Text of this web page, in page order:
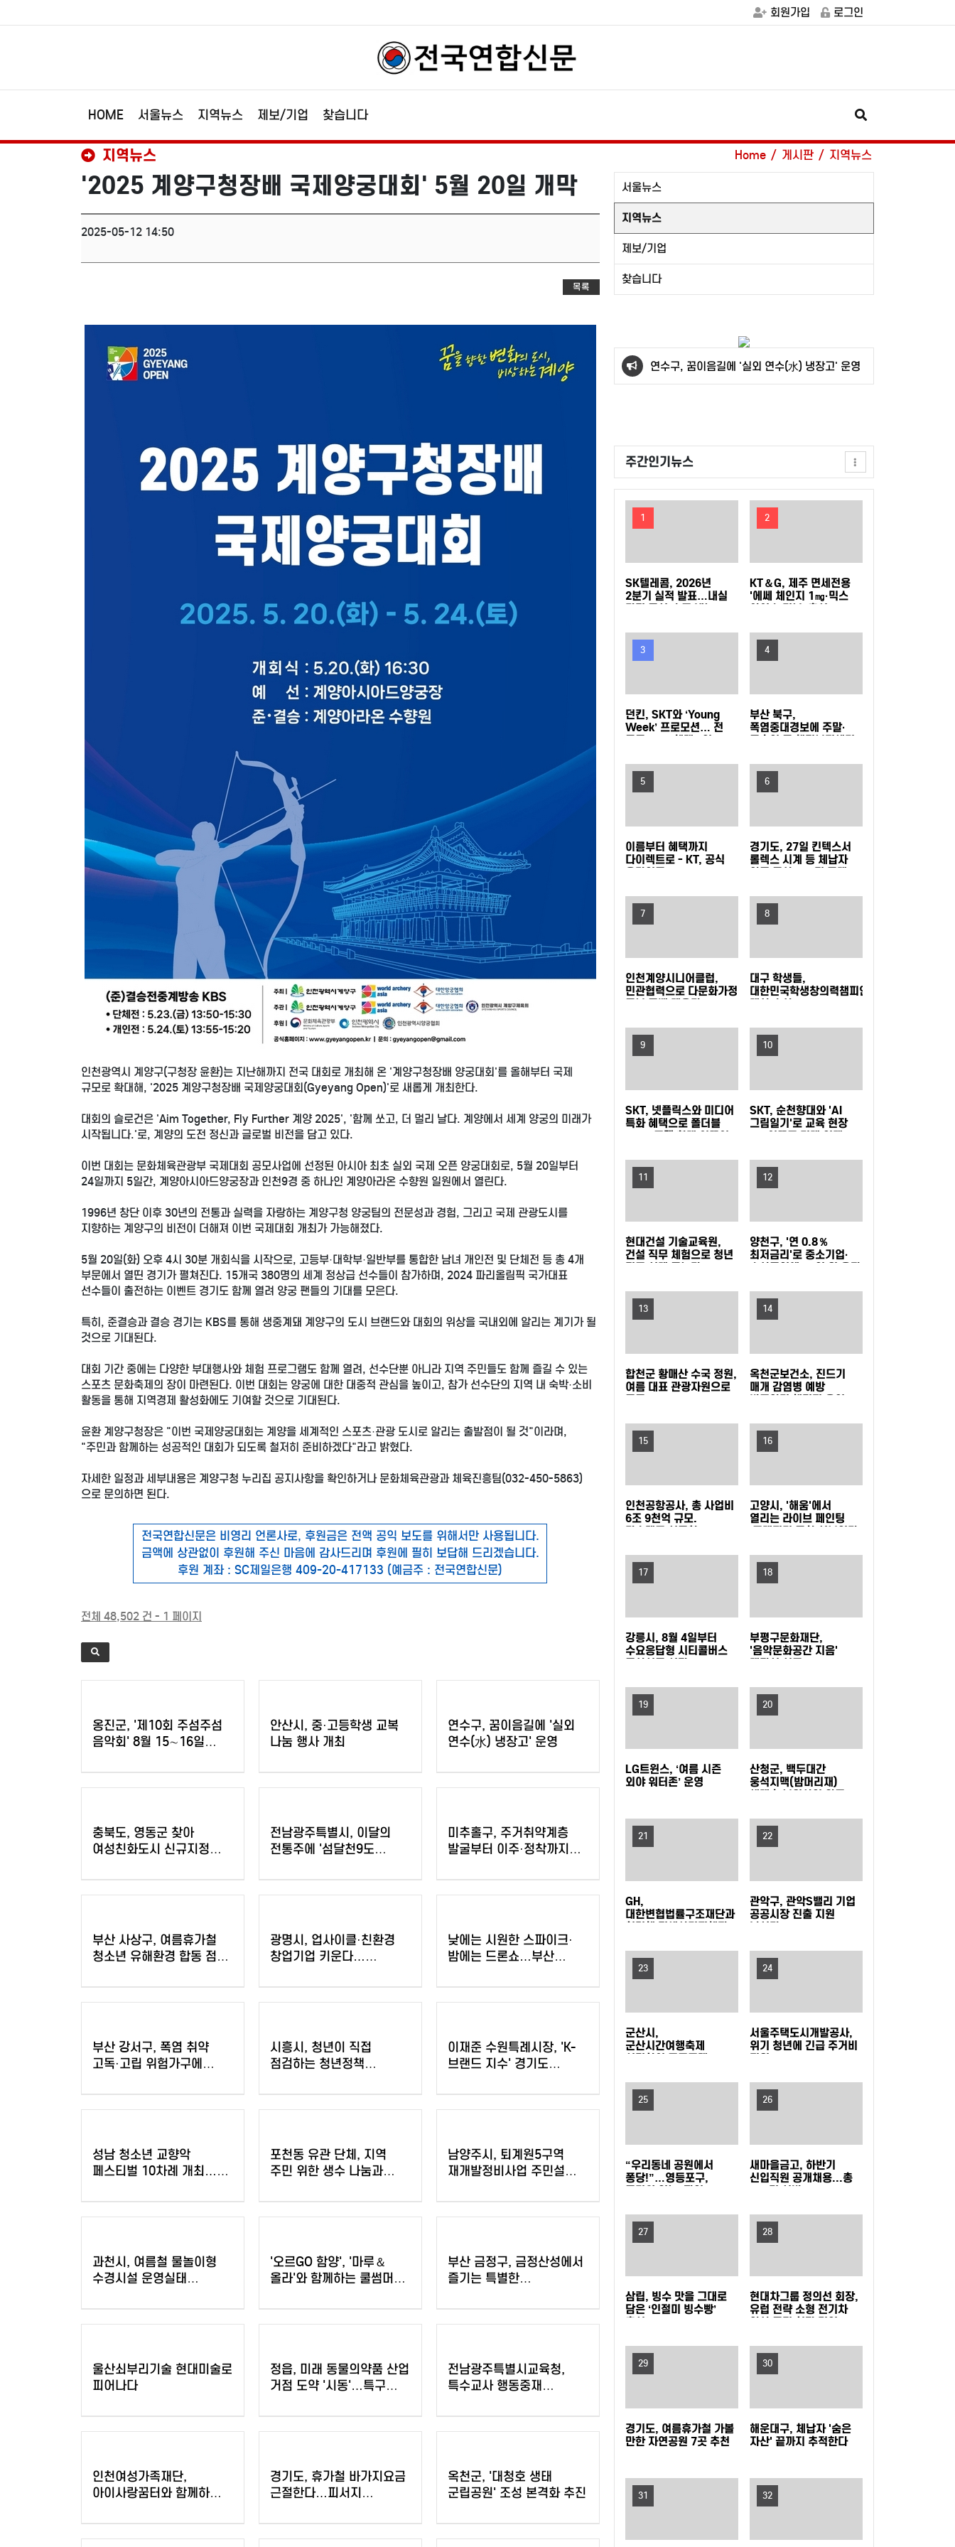
회원가입 로그인
HOME 서울뉴스 지역뉴스 제보/기업 찾습니다
지역뉴스 Home 게시판 지역뉴스
'2025 계양구청장배 국제양궁대회' 5월 20일 개막
2025-05-12 14:50
목록
인천광역시 계양구(구청장 윤환)는 지난해까지 전국 대회로 개최해 온 '계양구청장배 양궁대회'를 올해부터 국제
규모로 확대해, '2025 계양구청장배 국제양궁대회(Gyeyang Open)'로 새롭게 개최한다.
대회의 슬로건은 'Aim Together, Fly Further 계양 2025', '함께 쏘고, 더 멀리 날다. 계양에서 세계 양궁의 미래가
시작됩니다.'로, 계양의 도전 정신과 글로벌 비전을 담고 있다.
이번 대회는 문화체육관광부 국제대회 공모사업에 선정된 아시아 최초 실외 국제 오픈 양궁대회로, 5월 20일부터
24일까지 5일간, 계양아시아드양궁장과 인천9경 중 하나인 계양아라온 수향원 일원에서 열린다.
1996년 창단 이후 30년의 전통과 실력을 자랑하는 계양구청 양궁팀의 전문성과 경험, 그리고 국제 관광도시를
지향하는 계양구의 비전이 더해져 이번 국제대회 개최가 가능해졌다.
5월 20일(화) 오후 4시 30분 개회식을 시작으로, 고등부·대학부·일반부를 통합한 남녀 개인전 및 단체전 등 총 4개
부문에서 열띤 경기가 펼쳐진다. 15개국 380명의 세계 정상급 선수들이 참가하며, 2024 파리올림픽 국가대표
선수들이 출전하는 이벤트 경기도 함께 열려 양궁 팬들의 기대를 모은다.
특히, 준결승과 결승 경기는 KBS를 통해 생중계돼 계양구의 도시 브랜드와 대회의 위상을 국내외에 알리는 계기가 될
것으로 기대된다.
대회 기간 중에는 다양한 부대행사와 체험 프로그램도 함께 열려, 선수단뿐 아니라 지역 주민들도 함께 즐길 수 있는
스포츠 문화축제의 장이 마련된다. 이번 대회는 양궁에 대한 대중적 관심을 높이고, 참가 선수단의 지역 내 숙박·소비
활동을 통해 지역경제 활성화에도 기여할 것으로 기대된다.
윤환 계양구청장은 "이번 국제양궁대회는 계양을 세계적인 스포츠·관광 도시로 알리는 출발점이 될 것"이라며,
"주민과 함께하는 성공적인 대회가 되도록 철저히 준비하겠다"라고 밝혔다.
자세한 일정과 세부내용은 계양구청 누리집 공지사항을 확인하거나 문화체육관광과 체육진흥팀(032-450-5863)
으로 문의하면 된다.
전국연합신문은 비영리 언론사로, 후원금은 전액 공익 보도를 위해서만 사용됩니다.
금액에 상관없이 후원해 주신 마음에 감사드리며 후원에 필히 보답해 드리겠습니다.
후원 계좌 : SC제일은행 409-20-417133 (예금주 : 전국연합신문)
전체 48,502 건 - 1 페이지
옹진군, '제10회 주섬주섬
음악회' 8월 15∼16일
안산시, 중·고등학생 교복
나눔 행사 개최
연수구, 꿈이음길에 '실외
연수(水) 냉장고' 운영
충북도, 영동군 찾아
여성친화도시 신규지정
전남광주특별시, 이달의
전통주에 '섬달천9도
미추홀구, 주거취약계층
발굴부터 이주·정착까지
부산 사상구, 여름휴가철
청소년 유해환경 합동 점검·
광명시, 업사이클·친환경
창업기업 키운다…
낮에는 시원한 스파이크·
밤에는 드론쇼…부산
비치발리볼' 개막
부산 강서구, 폭염 취약
고독·고립 위험가구에
시흥시, 청년이 직접
점검하는 청년정책
이재준 수원특례시장, 'K-
브랜드 지수' 경기도
성남 청소년 교향악
페스티벌 10차례 개최…
포천동 유관 단체, 지역
주민 위한 생수 나눔과
남양주시, 퇴계원5구역
재개발정비사업 주민설명회
과천시, 여름철 물놀이형
수경시설 운영실태
'오르GO 함양', '마루＆
올라'와 함께하는 쿨썸머
부산 금정구, 금정산성에서
즐기는 특별한
참가자 모집
울산쇠부리기술 현대미술로
피어나다
정읍, 미래 동물의약품 산업
거점 도약 '시동'…특구
전남광주특별시교육청,
특수교사 행동중재
인천여성가족재단,
아이사랑꿈터와 함께하는
경기도, 휴가철 바가지요금
근절한다…피서지
옥천군, '대청호 생태
군립공원' 조성 본격화 추진
서울뉴스
지역뉴스
제보/기업
찾습니다
옹진군, '제10회 주섬주섬 음악회' 8월 15∼16일
연수구, 꿈이음길에 '실외 연수(水) 냉장고' 운영
황칠막걸리'
GH, 지방공기업 경영평가 2년 연속 '우수(나)' 등
급 획득
인천공항공사, 태국 민간항공교육원과 교육협력
는 한류와 말산업 교류
한국석유관리원, 고유가 시기 국민 체감형 석유
LG전자, 대형 TV 구독하면 스탠바이미2 구독료
서 혜택 주는 ‘교보문고 요금제’ 출시
KT, 폭염 속 시민 안전 위해 '무더위 쉼터' 운영
상 포함 17개 수상
타지키스탄에 ‘K-치안’ 전파... 사이버범죄로부터
현지 주민과 우리 국민 모두 지킨다
삼립, 촌캉스 트렌드 담은 ‘여름 디저트’ 3종 출시
GLN인터내셔널, 방한 외국인의 QR결제 서비스
확장 나선다
노동진 수협 회장, 고수온 피해 현장 긴급 점검
동참
지역사회와 함께하는 여름나기 - 새마을금고, 무
부산 사상구, 여름휴가철 청소년 유해환경 합동
팀에 총 3천만 원 지원
낮에는 시원한 스파이크·밤에는 드론쇼…부산 수
시흥시, 청년이 직접 점검하는 청년정책 모니터
링 본격 추진
이재준 수원특례시장, 'K-브랜드 지수' 경기도 지
자체장 부문 1위
성남 청소년 교향악 페스티벌 10차례 개최…
1480명 음악가 무대
포천동 유관 단체, 지역 주민 위한 생수 나눔과 살
중점검
'오르GO 함양', '마루＆올라'와 함께하는 쿨썸머
이벤트 진행
“서울 출생아 수 1위, 송파구는 다르네” 결혼이민
최
강남구, 북미 최대 뷰티박람회서 2,845만 달러
인다! 노원구, 2026 노원교육협력특화지구 학부
관악구, 폭염 취약계층 보호 '빈틈없이' 현장 살피
스쿨' 참여자 모집
강동구, 주민 손으로 내년 사업 고른다… 주민참
수문화대학' 수강생 모집
서초구, 광복절 앞두고 국가유공자 30여 명에 장
수사진 선물
구로구, 재개발·재건축사업 자문단 1차 회의 개
최
부산 금정구, 금정산성에서 즐기는 특별한 여름
밤…'요즘N금정캠핑' 참가자 모집
울산쇠부리기술 현대미술로 피어나다
전남광주특별시교육청, 특수교사 행동중재 직무
경기도, 휴가철 바가지요금 근절한다…피서지 물
무더위 피해 컬링장으로, '컬링웨이브 인 강릉' 시
증평군, 전국 씨름 전지훈련지로 '주목'…좋은 훈
련 여건 통했다
중랑구청 무더위쉼터에서 영화 보며 더위 식히세
요
80분 내내 아이와 배꼽잡는다 … 동작구, 패밀리
뮤지컬 (점프 JUMP) 나들이!
영등포구, 무대 위 꿈 키울 ‘구립소년소녀합창단’
원에 스마트쉼터 3곳 조성
강북구, 문형배 전 헌법재판관 초청 '제11회 명사
특강' 개최
성동구, 삶의 지혜 더하는 명사특강 개최... 박성
소기업 제품 인증취득 지원 박차
옹진군, '제10회 주섬주섬 음악회' 8월 15∼16일
연수구, 꿈이음길에 '실외 연수(水) 냉장고' 운영
주간인기뉴스
1
SK텔레콤, 2026년
2분기 실적 발표…내실
다진 통신·속도 내는 AI
2
KT＆G, 제주 면세전용
'에쎄 체인지 1㎎·믹스
아이스 더블' 출시
3
던킨, SKT와 ‘Young
Week’ 프로모션… 전
품목 40% 혜택 “영
모여라!”
4
부산 북구,
폭염중대경보에 주말·
공휴일 동 행정복지센터
5
이름부터 혜택까지
다이렉트로 - KT, 공식
온라인몰
새단장
6
경기도, 27일 킨텍스서
롤렉스 시계 등 체납자
압류 동산 620점 공개
7
인천계양시니어클럽,
민관협력으로 다문화가정
돌봄 공백 메운다
8
대구 학생들,
대한민국학생창의력챔피언대회
대상 수상
9
SKT, 넷플릭스와 미디어
특화 혜택으로 폴더블
2040 고객 확대 이끌어
10
SKT, 순천향대와 'AI
그림일기'로 교육 현장
AX 이끌고 미래 인재
11
현대건설 기술교육원,
건설 직무 체험으로 청년
진로 설계 돕는다
12
양천구, '연 0.8％
최저금리'로 중소기업·
소상공인에 20억 원 융자
13
합천군 황매산 수국 정원,
여름 대표 관광자원으로
주목
14
옥천군보건소, 진드기
매개 감염병 예방
바로알기 챌린지 운영
15
인천공항공사, 총 사업비
6조 9천억 규모.
타슈켄트 신공항
16
고양시, '해움'에서
열리는 라이브 페인팅
'그래피티 문화 선보인다'
17
강릉시, 8월 4일부터
수요응답형 시티콜버스
무상실증 시작
18
부평구문화재단,
'음악문화공간 지음'
개관식 성료
19
LG트윈스, ‘여름 시즌
외야 워터존’ 운영
20
산청군, 백두대간
웅석지맥(밤머리재)
생태축 복원사업 완료
21
GH,
대한변협법률구조재단과
협력해 전세사기피해자
22
관악구, 관악S밸리 기업
공공시장 진출 지원
나선다
23
군산시,
군산시간여행축제
시민참여 프로그램
운영자 모집
24
서울주택도시개발공사,
위기 청년에 긴급 주거비
지원
25
“우리동네 공원에서
퐁당!”…영등포구,
무더위 잊는 ‘팝업
26
새마을금고, 하반기
신입직원 공개채용...총
149명 선발
27
삼립, 빙수 맛을 그대로
담은 ‘인절미 빙수빵’
출시
28
현대차그룹 정의선 회장,
유럽 전략 소형 전기차
양산 품질 현장 경영
29
경기도, 여름휴가철 가볼
만한 자연공원 7곳 추천
30
해운대구, 체납자 '숨은
자산' 끝까지 추적한다
31 32